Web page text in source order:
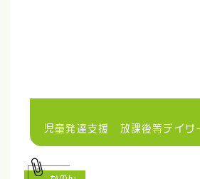
児童発達支援 放課後等デイ